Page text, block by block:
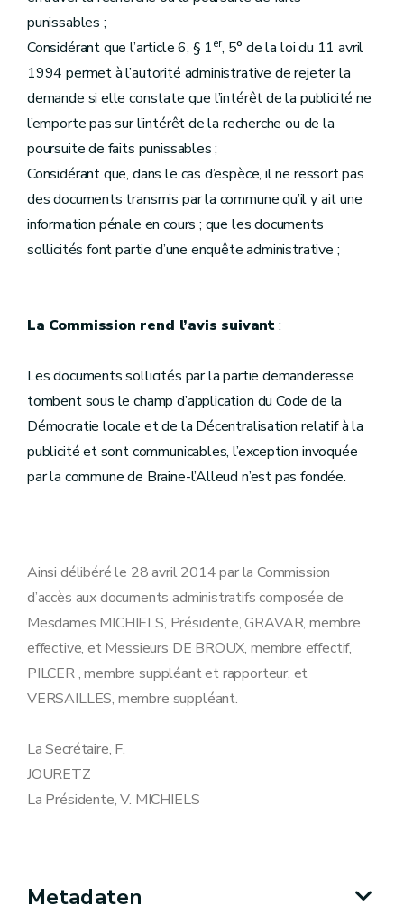
punissables ;
Considérant que l’article 6, § 1er, 5° de la loi du 11 avril
1994 permet à l’autorité administrative de rejeter la
demande si elle constate que l’intérêt de la publicité ne
l’emporte pas sur l’intérêt de la recherche ou de la
poursuite de faits punissables ;
Considérant que, dans le cas d’espèce, il ne ressort pas
des documents transmis par la commune qu’il y ait une
information pénale en cours ; que les documents
sollicités font partie d’une enquête administrative ;
La Commission rend l’avis suivant:
Les documents sollicités par la partie demanderesse
tombent sous le champ d’application du Code de la
Démocratie locale et de la Décentralisation relatif à la
publicité et sont communicables, l’exception invoquée
par la commune de Braine-l’Alleud n’est pas fondée.
Ainsi délibéré le 28 avril 2014 par la Commission
d’accès aux documents administratifs composée de
Mesdames MICHIELS, Présidente, GRAVAR, membre
effective, et Messieurs DE BROUX, membre effectif,
PILCER , membre suppléant et rapporteur, et
VERSAILLES, membre suppléant.
La Secrétaire, F.
JOURETZ
La Présidente, V. MICHIELS
Metadaten